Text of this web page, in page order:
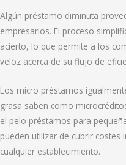
Algún préstamo diminuta
empresarios. El proceso
acierto, lo que permite a los
veloz acerca de su flujo de
Los micro préstamos
grasa saben como
el pelo préstamos para
pueden utilizar de cubrir
cualquier establecimiento.